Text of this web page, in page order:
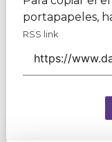
portapapeles,
RSS link